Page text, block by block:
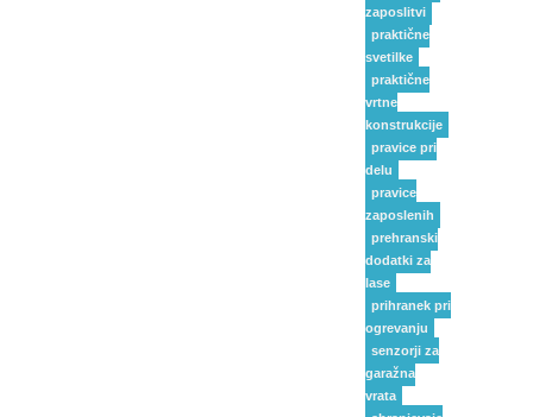
zaposlitvi
praktične
svetilke
praktične
vrtne
konstrukcije
pravice pri
delu
pravice
zaposlenih
prehranski
dodatki za
lase
prihranek pri
ogrevanju
senzorji za
garažna
vrata